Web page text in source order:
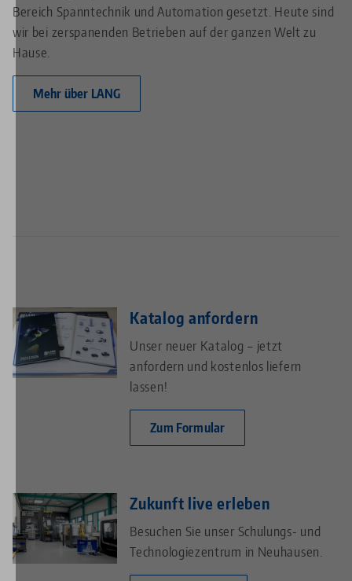
in den vergangenen zwei Jahrzehnten Maßstäbe im
Bereich Spanntechnik und Automation gesetzt. Heute sind
wir bei zerspanenden Betrieben auf der ganzen Welt zu
Hause.
Mehr über LANG
Katalog anfordern
Unser neuer Katalog – jetzt
anfordern und kostenlos liefern
lassen!
Zum Formular
Zukunft live erleben
Besuchen Sie unser Schulungs- und
Technologiezentrum in Neuhausen.